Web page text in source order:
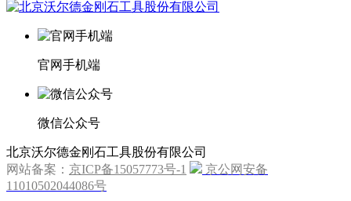
官网手机端
微信公众号
北京沃尔德金刚石工具股份有限公司
网站备案： 京ICP备15057773号-1
京公网安备
11010502044086号